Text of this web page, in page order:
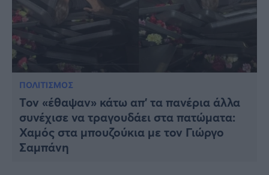
ΠΟΛΙΤΙΣΜΟΣ
Τον «έθαψαν» κάτω απ’ τα πανέρια άλλα
συνέχισε να τραγουδάει στα πατώματα:
Χαμός στα μπουζούκια με τον Γιώργο
Σαμπάνη